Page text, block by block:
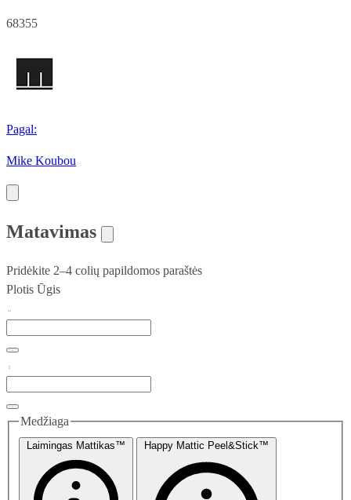
68355
Pagal:
Mike Koubou
Matavimas
Pridėkite 2–4 colių papildomos paraštės
Plotis Ūgis
Medžiaga
Laimingas Mattikas™ Happy Mattic Peel&Stick™